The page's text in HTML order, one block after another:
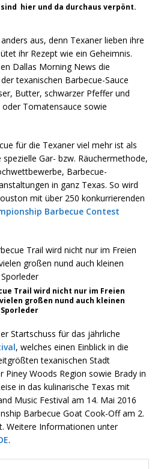
sind hier und da durchaus verpönt.
aus, denn Texaner lieben ihre
ihr Rezept wie ein Geheimnis.
Dallas Morning News die
texanischen Barbecue-Sauce
Butter, schwarzer Pfeffer und
Tomatensauce sowie
für die Texaner viel mehr ist als
Gar- bzw. Räuchermethode,
Barbecue-
in ganz Texas. So wird
mit über 250 konkurrierenden
Barbecue Contest
Trail wird nicht nur im Freien
großen nund auch kleinen
Startschuss für das jährliche
, welches einen Einblick in die
texanischen Stadt
Piney Woods Region sowie Brady in
in das kulinarische Texas mit
Music Festival am 14. Mai 2016
Barbecue Goat Cook-Off am 2.
Weitere Informationen unter
.